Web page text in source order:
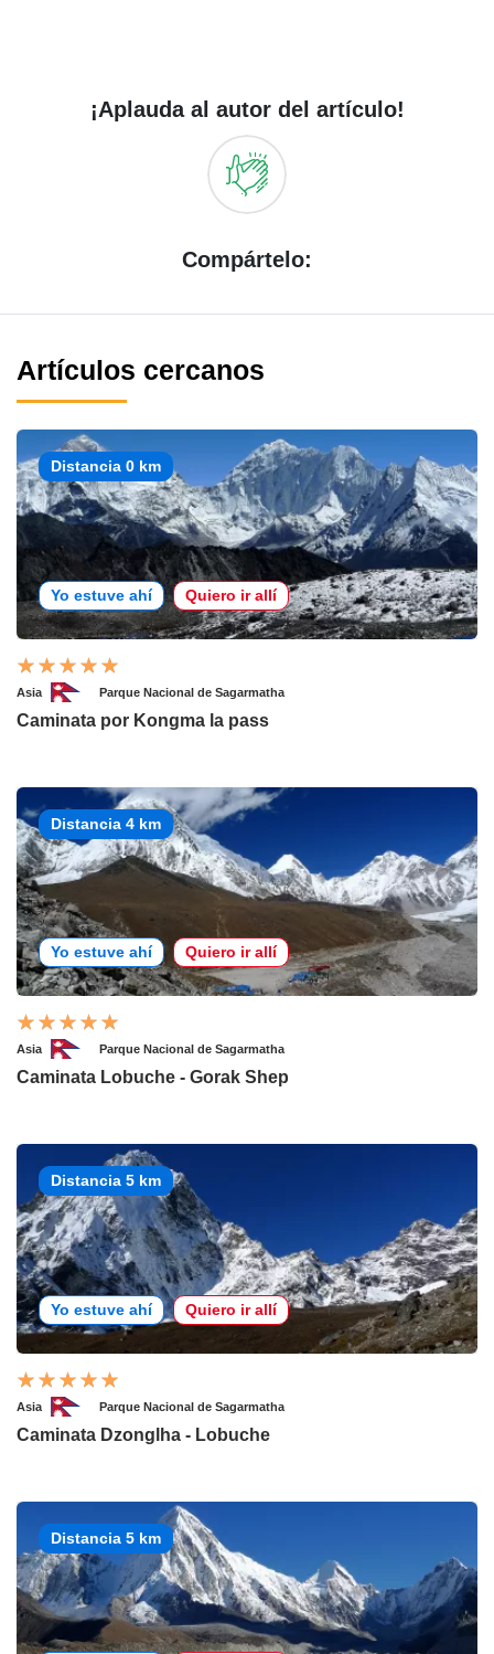
¡Aplauda al autor del artículo!
Compártelo:
Artículos cercanos
Distancia 0 km
Yo estuve ahí Quiero ir allí
Asia Parque Nacional de Sagarmatha
Caminata por Kongma la pass
Distancia 4 km
Yo estuve ahí Quiero ir allí
Asia Parque Nacional de Sagarmatha
Caminata Lobuche - Gorak Shep
Distancia 5 km
Yo estuve ahí Quiero ir allí
Asia Parque Nacional de Sagarmatha
Caminata Dzonglha - Lobuche
Distancia 5 km